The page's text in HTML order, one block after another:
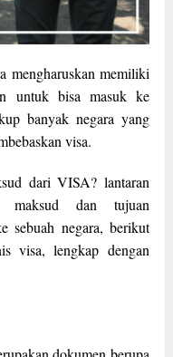
mengharuskan memiliki
untuk bisa masuk ke
banyak negara yang
visa.
dari VISA? lantaran
maksud dan tujuan
sebuah negara, berikut
visa, lengkap dengan